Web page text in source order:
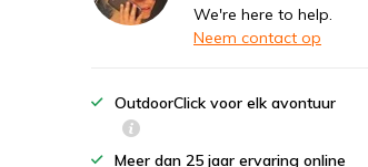
We're here to help.
Neem contact op
OutdoorClick voor elk avontuur
Meer dan 25 jaar ervaring online